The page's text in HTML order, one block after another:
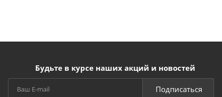
Будьте в курсе наших акций и новостей
Подписаться